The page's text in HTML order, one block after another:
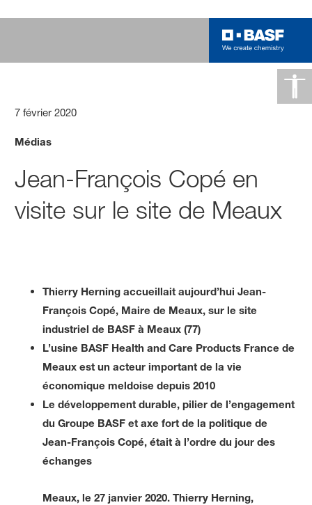
7 février 2020
Médias
Jean-François Copé en
visite sur le site de Meaux
Thierry Herning accueillait aujourd’hui Jean-
François Copé, Maire de Meaux, sur le site
industriel de BASF à Meaux (77)
L’usine BASF Health and Care Products France de
Meaux est un acteur important de la vie
économique meldoise depuis 2010
Le développement durable, pilier de l’engagement
du Groupe BASF et axe fort de la politique de
Jean-François Copé, était à l’ordre du jour des
échanges
Meaux, le 27 janvier 2020. Thierry Herning,